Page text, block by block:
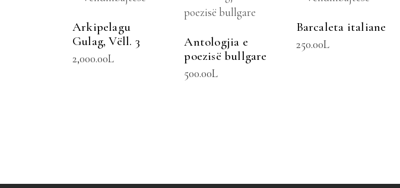
SHTOJE NË
SHPORTË
Arkipelagu
Gulag, Vëll. 3
2,000.00L
SHTOJE NË
SHPORTË
Antologjia e
poezisë bullgare
500.00L
SHTOJE NË
SHPORTË
Barcaleta italiane
250.00L